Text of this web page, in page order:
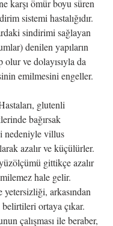
karşı ömür boyu süren
sistemi hastalığıdır.
sindirimi sağlayan
denilen yapıların
olur ve dolayısıyla da
emilmesini engeller.
glutenli
bağırsak
nedeniyle villus
azalır ve küçülürler.
gittikçe azalır
hale gelir.
yetersizliği, arkasından
ortaya çıkar.
çalışması ile beraber,